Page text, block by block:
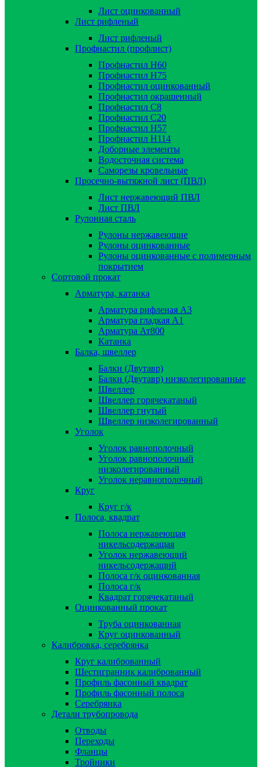
Лист оцинкованный
Лист рифленый
Лист рифленый
Профнастил (профлист)
Профнастил Н60
Профнастил Н75
Профнастил оцинкованный
Профнастил окрашенный
Профнастил С8
Профнастил С20
Профнастил Н57
Профнастил Н114
Доборные элементы
Водосточная система
Саморезы кровельные
Просечно-вытяжной лист (ПВЛ)
Лист нержавеющий ПВЛ
Лист ПВЛ
Рулонная сталь
Рулоны нержавеющие
Рулоны оцинкованные
Рулоны оцинкованные с полимерным
покрытием
Сортовой прокат
Арматура, катанка
Арматура рифленая А3
Арматура гладкая А1
Арматура Ат800
Катанка
Балка, швеллер
Балки (Двутавр)
Балки (Двутавр) низколегированные
Швеллер
Швеллер горячекатаный
Швеллер гнутый
Швеллер низколегированный
Уголок
Уголок равнополочный
Уголок равнополочный
низколегированный
Уголок неравнополочный
Круг
Круг г/к
Полоса, квадрат
Полоса нержавеющая
никельсодержащая
Уголок нержавеющий
никельсодержащий
Полоса г/к оцинкованная
Полоса г/к
Квадрат горячекатаный
Оцинкованный прокат
Труба оцинкованная
Круг оцинкованный
Калибровка, серебрянка
Круг калиброванный
Шестигранник калиброванный
Профиль фасонный квадрат
Профиль фасонный полоса
Серебрянка
Детали трубопровода
Отводы
Переходы
Фланцы
Тройники